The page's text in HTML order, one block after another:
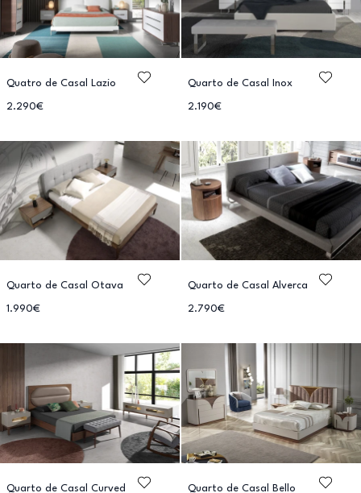
Quatro de Casal Lazio
2.290€
Quarto de Casal Inox
2.190€
Quarto de Casal Otava
1.990€
Quarto de Casal Alverca
2.790€
Quarto de Casal Curved
Quarto de Casal Bello